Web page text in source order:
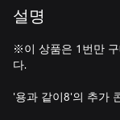
설명
※이 상품은 1번만
다.
'용과 같이8'의 추가